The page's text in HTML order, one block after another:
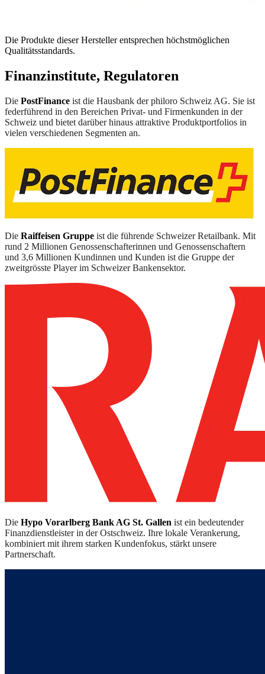
Die Produkte dieser Hersteller entsprechen höchstmöglichen
Qualitätsstandards.
Finanzinstitute, Regulatoren
Die PostFinance ist die Hausbank der philoro Schweiz AG. Sie ist
federführend in den Bereichen Privat- und Firmenkunden in der
Schweiz und bietet darüber hinaus attraktive Produktportfolios in
vielen verschiedenen Segmenten an.
Die Raiffeisen Gruppe ist die führende Schweizer Retailbank. Mit
rund 2 Millionen Genossenschafterinnen und Genossenschaftern
und 3,6 Millionen Kundinnen und Kunden ist die Gruppe der
zweitgrösste Player im Schweizer Bankensektor.
Die Hypo Vorarlberg Bank AG St. Gallen ist ein bedeutender
Finanzdienstleister in der Ostschweiz. Ihre lokale Verankerung,
kombiniert mit ihrem starken Kundenfokus, stärkt unsere
Partnerschaft.